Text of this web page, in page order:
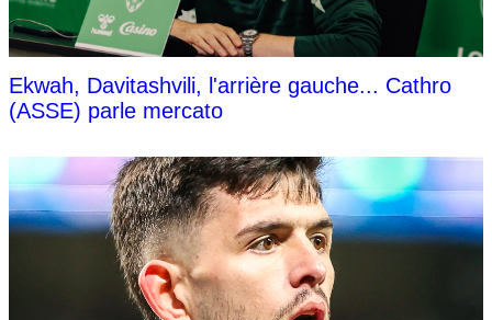
Ekwah, Davitashvili, l'arrière gauche... Cathro
(ASSE) parle mercato